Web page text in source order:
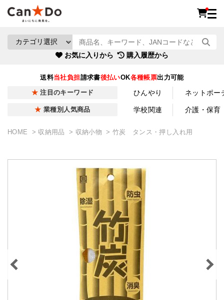
お気に入りから 購入履歴から
送料当社負担請求書後払いOK各種帳票出力可能
注目のキーワード ひんやり ネットポー
業種別人気商品 学校関連 介護・保育
HOME 収納用品 収納小物 竹炭 タンス・押し入れ用